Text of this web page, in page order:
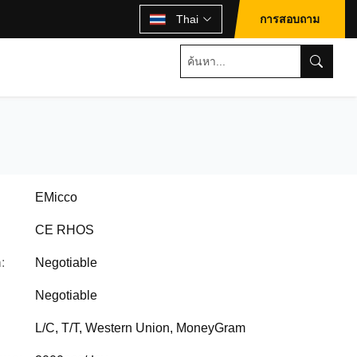
Thai การสอบถาม
EMicco
CE RHOS
Negotiable
Negotiable
L/C, T/T, Western Union, MoneyGram